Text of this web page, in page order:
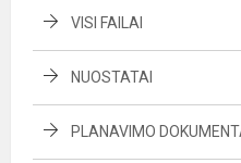
VISI FAILAI
NUOSTATAI
PLANAVIMO